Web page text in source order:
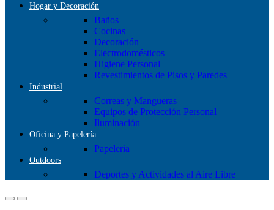
Hogar y Decoración
Baños
Cocinas
Decoración
Electrodomésticos
Higiene Personal
Revestimientos de Pisos y Paredes
Industrial
Correas y Mangueras
Equipos de Protección Personal
Iluminación
Oficina y Papelería
Papeleria
Outdoors
Deportes y Actividades al Aire Libre